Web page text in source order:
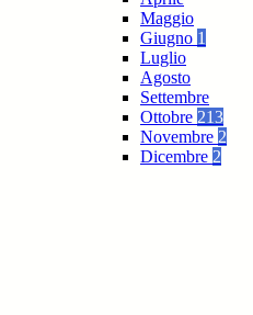
Maggio
Giugno 1
Luglio
Agosto
Settembre
Ottobre 213
Novembre 2
Dicembre 2